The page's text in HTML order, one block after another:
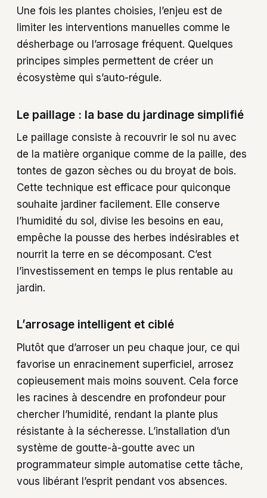
Une fois les plantes choisies, l’enjeu est de
limiter les interventions manuelles comme le
désherbage ou l’arrosage fréquent. Quelques
principes simples permettent de créer un
écosystème qui s’auto-régule.
Le paillage : la base du jardinage simplifié
Le paillage consiste à recouvrir le sol nu avec
de la matière organique comme de la paille, des
tontes de gazon sèches ou du broyat de bois.
Cette technique est efficace pour quiconque
souhaite jardiner facilement. Elle conserve
l’humidité du sol, divise les besoins en eau,
empêche la pousse des herbes indésirables et
nourrit la terre en se décomposant. C’est
l’investissement en temps le plus rentable au
jardin.
L’arrosage intelligent et ciblé
Plutôt que d’arroser un peu chaque jour, ce qui
favorise un enracinement superficiel, arrosez
copieusement mais moins souvent. Cela force
les racines à descendre en profondeur pour
chercher l’humidité, rendant la plante plus
résistante à la sécheresse. L’installation d’un
système de goutte-à-goutte avec un
programmateur simple automatise cette tâche,
vous libérant l’esprit pendant vos absences.